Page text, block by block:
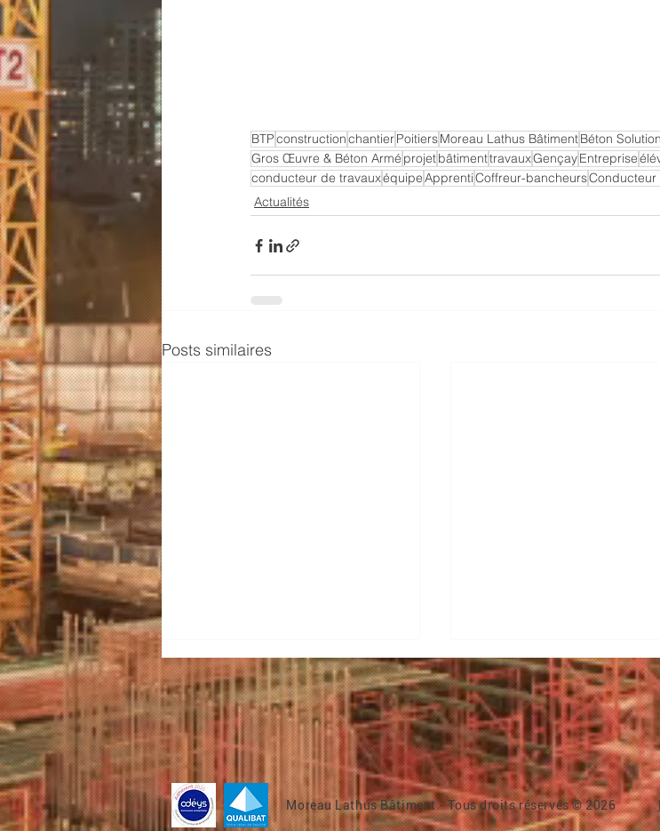
BTPconstructionchantierPoitiersMoreau Lathus BâtimentBéton
Gros Œuvre & Béton Armé projetbâtimenttravauxGençayEntreprise
conducteur de travauxéquipeApprentiCoffreur-bancheursConducteur
Actualités
Posts similaires
Livraison - Bâtiment H Lycée
À l’atelier préfa, les
Moreau Lathus Bâtiment - Tous droits réservés © 2026